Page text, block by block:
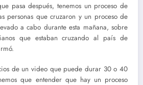
pasa después, tenemos un proceso de
personas que cruzaron y un proceso de
a cabo durante esta mañana, sobre
que estaban cruzando al país de
de un video que puede durar 30 o 40
que entender que hay un proceso